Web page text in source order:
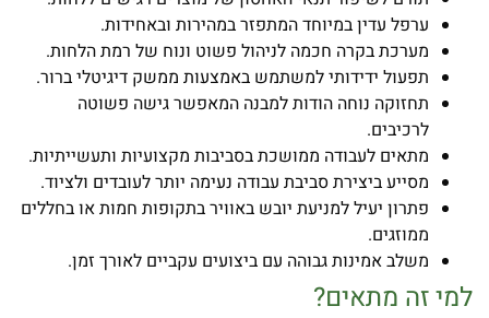
ערפל עדין במיוחד המתפזר במהירות ובאחידות.
מערכת בקרה חכמה לניהול פשוט ונוח של רמת הלחות.
תפעול ידידותי למשתמש באמצעות ממשק דיגיטלי ברור.
תחזוקה נוחה הודות למבנה המאפשר גישה פשוטה
לרכיבים.
מתאים לעבודה ממושכת בסביבות מקצועיות ותעשייתיות.
מסייע ביצירת סביבת עבודה נעימה יותר לעובדים ולציוד.
פתרון יעיל למניעת יובש באוויר בתקופות חמות או בחללים
ממוזגים.
משלב אמינות גבוהה עם ביצועים עקביים לאורך זמן.
למי זה מתאים?